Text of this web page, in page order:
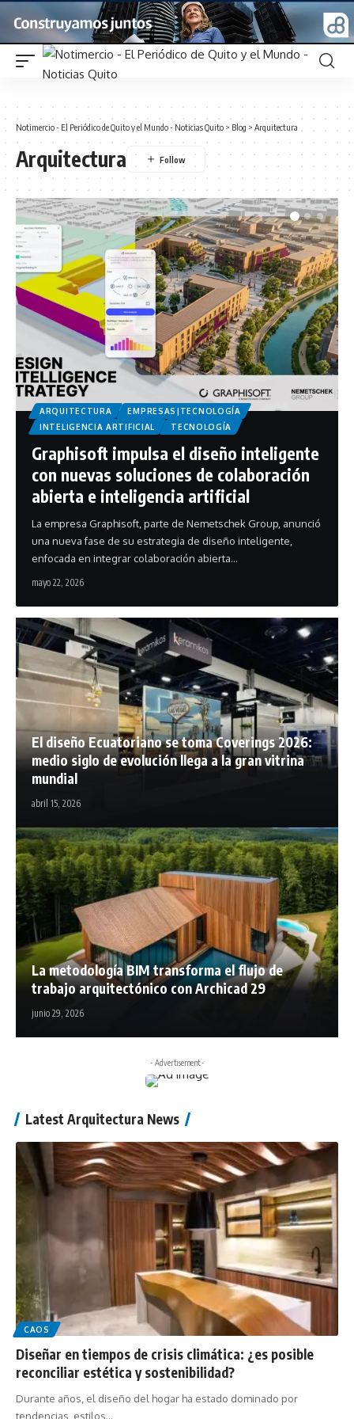
Notimercio - El Periódico de Quito y el Mundo - Noticias Quito > Blog > Arquitectura
Arquitectura
ARQUITECTURA
EMPRESAS|TECNOLOGÍA
INTELIGENCIA ARTIFICIAL
TECNOLOGÍA
Graphisoft impulsa el diseño inteligente
con nuevas soluciones de colaboración
abierta e inteligencia artificial
La empresa Graphisoft, parte de Nemetschek Group, anunció
una nueva fase de su estrategia de diseño inteligente,
enfocada en integrar colaboración abierta…
mayo 22, 2026
El diseño Ecuatoriano se toma Coverings 2026:
medio siglo de evolución llega a la gran vitrina
mundial
abril 15, 2026
La metodología BIM transforma el flujo de
trabajo arquitectónico con Archicad 29
junio 29, 2026
- Advertisement -
Latest Arquitectura News
CAOS
Diseñar en tiempos de crisis climática: ¿es posible
reconciliar estética y sostenibilidad?
Durante años, el diseño del hogar ha estado dominado por
tendencias, estilos…